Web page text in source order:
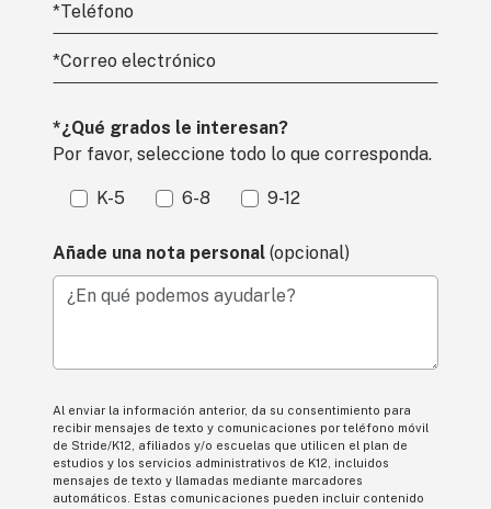
*Teléfono
*Correo electrónico
*¿Qué grados le interesan?
Por favor, seleccione todo lo que corresponda.
K-5 6-8 9-12
Añade una nota personal (opcional)
¿En qué podemos ayudarle?
Al enviar la información anterior, da su consentimiento para
recibir mensajes de texto y comunicaciones por teléfono móvil
de Stride/K12, afiliados y/o escuelas que utilicen el plan de
estudios y los servicios administrativos de K12, incluidos
mensajes de texto y llamadas mediante marcadores
automáticos. Estas comunicaciones pueden incluir contenido